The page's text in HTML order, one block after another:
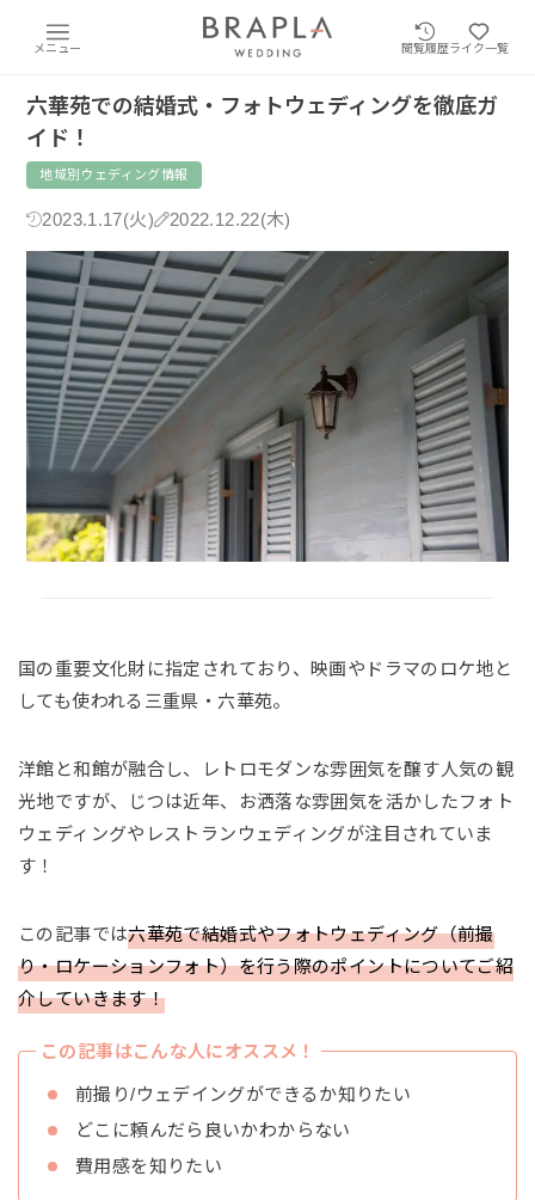
メニュー 閲覧履歴ライク一覧
六華苑での結婚式・フォトウェディングを徹底ガ
イド！
地域別ウェディング情報
2023.1.17(火) 2022.12.22(木)
国の重要文化財に指定されており、映画やドラマのロケ地と
しても使われる三重県・六華苑。
洋館と和館が融合し、レトロモダンな雰囲気を醸す人気の観
光地ですが、じつは近年、お洒落な雰囲気を活かしたフォト
ウェディングやレストランウェディングが注目されていま
す！
この記事では六華苑で結婚式やフォトウェディング（前撮
り・ロケーションフォト）を行う際のポイントについてご紹
介していきます！
この記事はこんな人にオススメ！
前撮り/ウェデイングができるか知りたい
どこに頼んだら良いかわからない
費用感を知りたい